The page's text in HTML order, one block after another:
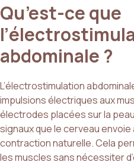
Qu’est-ce que
abdominale ?
L’électrostimulation
impulsions électriques aux
électrodes placées sur la
signaux que le cerveau envoie
contraction naturelle. Cela
les muscles sans nécessiter